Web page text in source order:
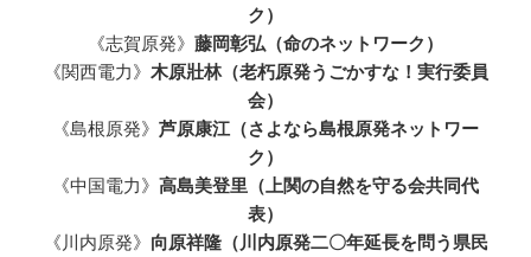
ク）
《志賀原発》 藤岡彰弘（命のネットワーク）
《関西電力》 木原壯林（老朽原発うごかすな！実行委員
会）
《島根原発》 芦原康江（さよなら島根原発ネットワー
ク）
《中国電力》 高島美登里（上関の自然を守る会共同代
表）
《川内原発》 向原祥隆（川内原発二〇年延長を問う県民